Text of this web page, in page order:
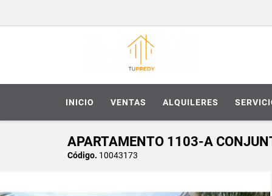
INICIO VENTAS ALQUILERES
APARTAMENTO 1103-A
Código. 10043173